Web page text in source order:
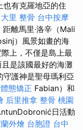
也有克羅地亞的住
大里 整骨 台中按摩
離馬里·洛辛（Mali
）風景如畫的海
上，不僅是島上最
是該國最好的海灘
護神是聖母瑪利亞
態矯正 Fabian）和
后里推拿 整骨 桃園
日活動
外燴 台胞證 台中